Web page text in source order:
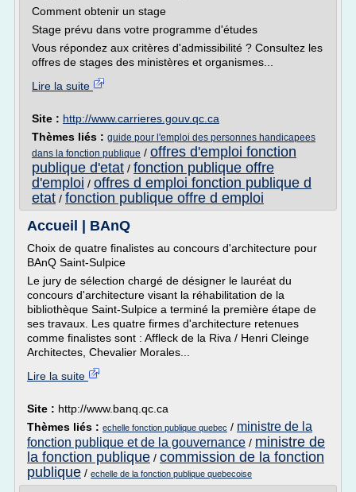
Comment obtenir un stage
Stage prévu dans votre programme d'études
Vous répondez aux critères d'admissibilité ? Consultez les
offres de stages des ministères et organismes...
Lire la suite
Site : http://www.carrieres.gouv.qc.ca
Thèmes liés : guide pour l'emploi des personnes handicapees
dans la fonction publique / offres d'emploi fonction
publique d'etat / fonction publique offre
d'emploi / offres d emploi fonction publique d
etat / fonction publique offre d emploi
Accueil | BAnQ
Choix de quatre finalistes au concours d'architecture pour
BAnQ Saint-Sulpice
Le jury de sélection chargé de désigner le lauréat du
concours d'architecture visant la réhabilitation de la
bibliothèque Saint-Sulpice a terminé la première étape de
ses travaux. Les quatre firmes d'architecture retenues
comme finalistes sont : Affleck de la Riva / Henri Cleinge
Architectes, Chevalier Morales...
Lire la suite
Site : http://www.banq.qc.ca
Thèmes liés : echelle fonction publique quebec / ministre de la
fonction publique et de la gouvernance / ministre de
la fonction publique / commission de la fonction
publique / echelle de la fonction publique quebecoise